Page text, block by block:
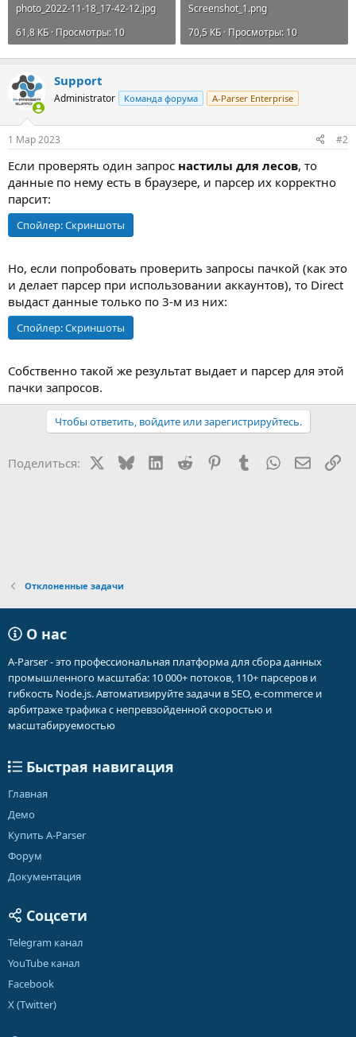
photo_2022-11-18_17-42-12.jpg
61,8 КБ · Просмотры: 10
Screenshot_1.png
70,5 КБ · Просмотры: 10
Support
Administrator Команда форума A-Parser Enterprise
1 Мар 2023 #2
Если проверять один запрос настилы для лесов, то
данные по нему есть в браузере, и парсер их корректно
парсит:
Спойлер:Скриншоты
Но, если попробовать проверить запросы пачкой (как это
и делает парсер при использовании аккаунтов), то Direct
выдаст данные только по 3-м из них:
Спойлер:Скриншоты
Собственно такой же результат выдает и парсер для этой
пачки запросов.
Чтобы ответить, войдите или зарегистрируйтесь.
Поделиться: BlueskyLinkedIn
Reddit PinterestTumblr WhatsApp
Отклоненные задачи
О нас
A-Parser - это профессиональная платформа для сбора данных
промышленного масштаба: 10 000+ потоков, 110+ парсеров и
гибкость Node.js. Автоматизируйте задачи в SEO, e-commerce и
арбитраже трафика с непревзойденной скоростью и
масштабируемостью
Быстрая навигация
Главная
Демо
Купить A-Parser
Форум
Документация
Соцсети
Telegram канал
YouTube канал
Facebook
X (Twitter)